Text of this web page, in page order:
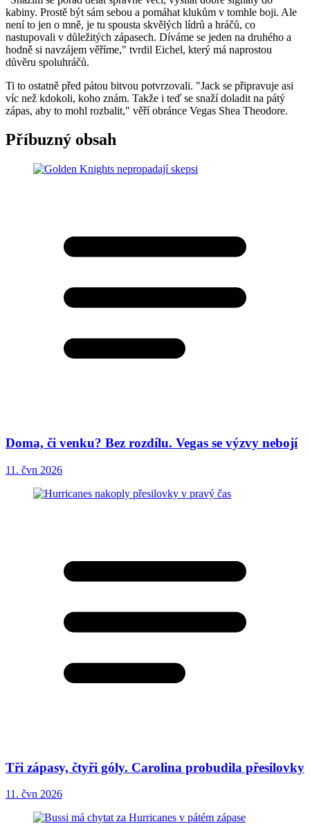
kabiny. Prostě být sám sebou a pomáhat klukům v tomhle boji. Ale
není to jen o mně, je tu spousta skvělých lídrů a hráčů, co
nastupovali v důležitých zápasech. Díváme se jeden na druhého a
hodně si navzájem věříme," tvrdil Eichel, který má naprostou
důvěru spoluhráčů.
Ti to ostatně před pátou bitvou potvrzovali. "Jack se připravuje asi
víc než kdokoli, koho znám. Takže i teď se snaží doladit na pátý
zápas, aby to mohl rozbalit," věří obránce Vegas Shea Theodore.
Příbuzný obsah
Doma, či venku? Bez rozdílu. Vegas se výzvy nebojí
11. čvn 2026
Tři zápasy, čtyři góly. Carolina probudila přesilovky
11. čvn 2026